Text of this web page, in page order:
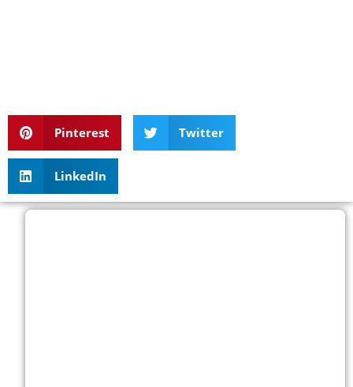
Pinterest Twitter
LinkedIn